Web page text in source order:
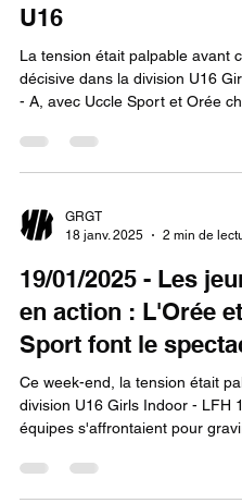
U16
La tension était palpable avant
décisive dans la division U16
- A, avec Uccle Sport et Orée
GRGT
18 janv. 2025
2 min de
19/01/2025 - Les
en action : L'Orée
Sport font le
Ce week-end, la tension était
division U16 Girls Indoor - LFH
équipes s'affrontaient pour gravir